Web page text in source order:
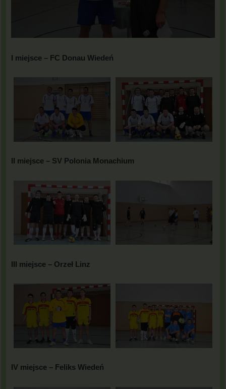
I miejsce – FC Donau Wiedeń
II miejsce – SV Polonia Monachium
III miejsce – Orzeł Linz
IV miejsce – Feliks Wiedeń